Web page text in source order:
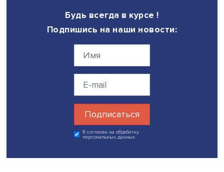
Будь всегда в курсе !
Подпишись на наши новости: